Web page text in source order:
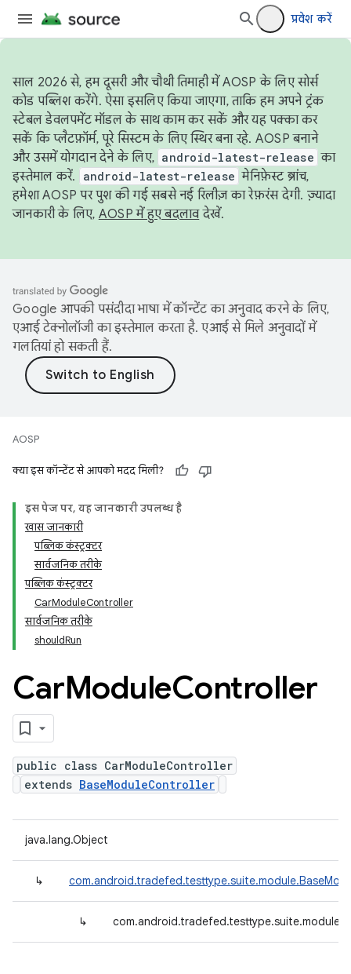
प्रवेश करें
साल 2026 से, हम दूसरी और चौथी तिमाही में AOSP के लिए सोर्स
कोड पब्लिश करेंगे. ऐसा इसलिए किया जाएगा, ताकि हम अपने ट्रंक
स्टेबल डेवलपमेंट मॉडल के साथ काम कर सकें और यह पक्का कर
सकें कि प्लैटफ़ॉर्म, पूरे सिस्टम के लिए स्थिर बना रहे. AOSP बनाने
और उसमें योगदान देने के लिए, android-latest-release का
इस्तेमाल करें.
android-latest-release मेनिफ़ेस्ट ब्रांच,
हमेशा AOSP पर पुश की गई सबसे नई रिलीज़ का रेफ़रंस देगी. ज़्यादा
जानकारी के लिए, AOSP में हुए बदलावदेखें.
Google आपकी पसंदीदा भाषा में कॉन्टेंट का अनुवाद करने के लिए,
एआई टेक्नोलॉजी का इस्तेमाल करता है. एआई से मिले अनुवादों में
गलतियां हो सकती हैं.
AOSP
क्या इस कॉन्टेंट से आपको मदद मिली?
इस पेज पर, यह जानकारी उपलब्ध है
खास जानकारी
पब्लिक कंस्ट्रक्टर
सार्वजनिक तरीके
पब्लिक कंस्ट्रक्टर
CarModuleController
सार्वजनिक तरीके
shouldRun
CarModuleController
public class CarModuleController
extends BaseModuleController
java.lang.Object
↳
↳